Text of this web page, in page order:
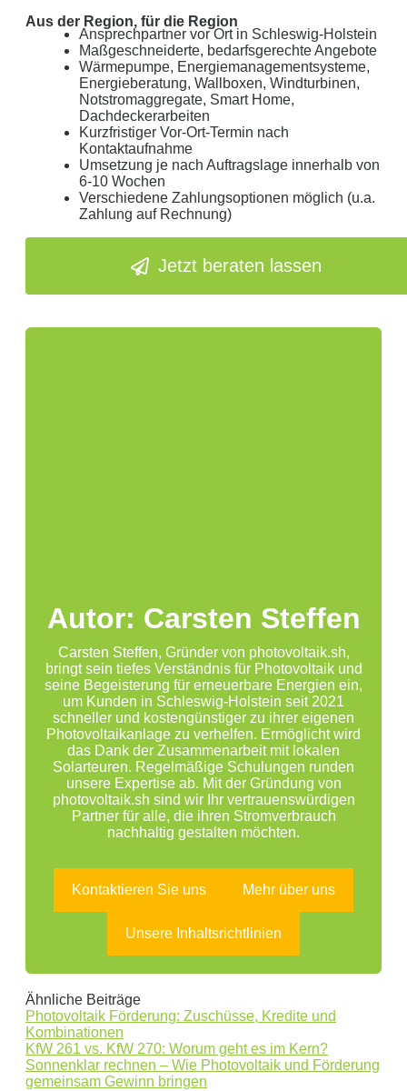
Aus der Region, für die Region
Ansprechpartner vor Ort in Schleswig-Holstein
Maßgeschneiderte, bedarfsgerechte Angebote
Wärmepumpe, Energiemanagementsysteme,
Energieberatung, Wallboxen, Windturbinen,
Notstromaggregate, Smart Home,
Dachdeckerarbeiten
Kurzfristiger Vor-Ort-Termin nach
Kontaktaufnahme
Umsetzung je nach Auftragslage innerhalb von
6-10 Wochen
Verschiedene Zahlungsoptionen möglich (u.a.
Zahlung auf Rechnung)
Jetzt beraten lassen
Autor: Carsten Steffen
Carsten Steffen, Gründer von photovoltaik.sh,
bringt sein tiefes Verständnis für Photovoltaik und
seine Begeisterung für erneuerbare Energien ein,
um Kunden in Schleswig-Holstein seit 2021
schneller und kostengünstiger zu ihrer eigenen
Photovoltaikanlage zu verhelfen. Ermöglicht wird
das Dank der Zusammenarbeit mit lokalen
Solarteuren. Regelmäßige Schulungen runden
unsere Expertise ab. Mit der Gründung von
photovoltaik.sh sind wir Ihr vertrauenswürdigen
Partner für alle, die ihren Stromverbrauch
nachhaltig gestalten möchten.
Kontaktieren Sie uns Mehr über uns
Unsere Inhaltsrichtlinien
Ähnliche Beiträge
Photovoltaik Förderung: Zuschüsse, Kredite und
Kombinationen
KfW 261 vs. KfW 270: Worum geht es im Kern?
Sonnenklar rechnen – Wie Photovoltaik und Förderung
gemeinsam Gewinn bringen